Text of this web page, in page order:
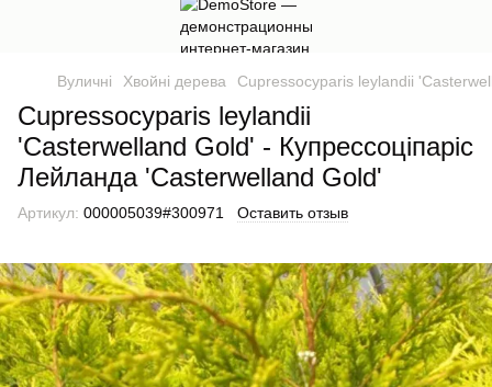
Вуличні Хвойні дерева Cupressocyparis leylandii
Cupressocyparis leylandii
'Casterwelland Gold' - Купрессоціпаріс
Лейланда 'Casterwelland Gold'
Артикул: 000005039#300971 Оставить отзыв